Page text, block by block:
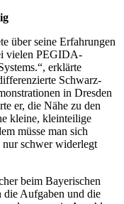
über seine Erfahrungen
vielen PEGIDA-
erklärte
Schwarz-
in Dresden
er, die Nähe zu den
kleine, kleinteilige
müsse man sich
nur schwer widerlegt
beim Bayerischen
die Aufgaben und die